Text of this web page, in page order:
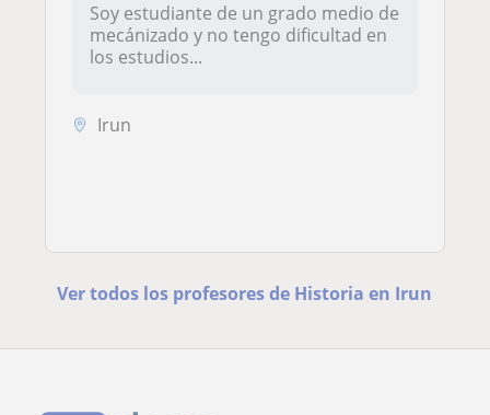
Soy estudiante de un grado medio de
mecánizado y no tengo dificultad en
los estudios...
Irun
Ver todos los profesores de Historia en Irun